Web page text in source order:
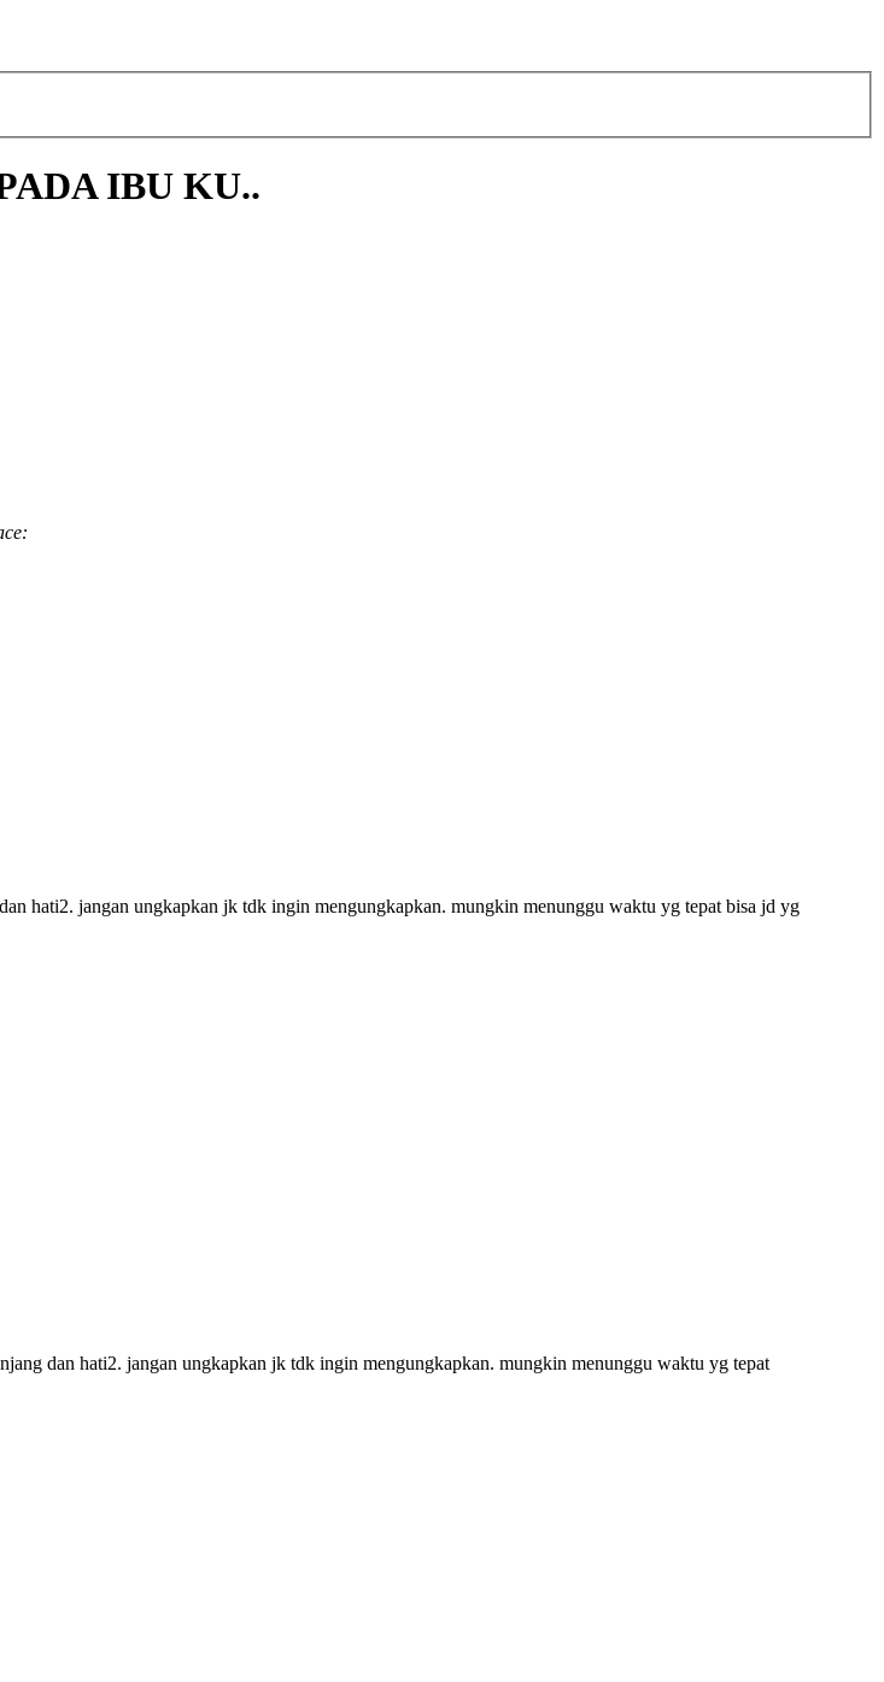
IBU KU..
hati2. jangan ungkapkan jk tdk ingin mengungkapkan. mungkin menunggu waktu yg tepat bisa jd yg
dan hati2. jangan ungkapkan jk tdk ingin mengungkapkan. mungkin menunggu waktu yg tepat